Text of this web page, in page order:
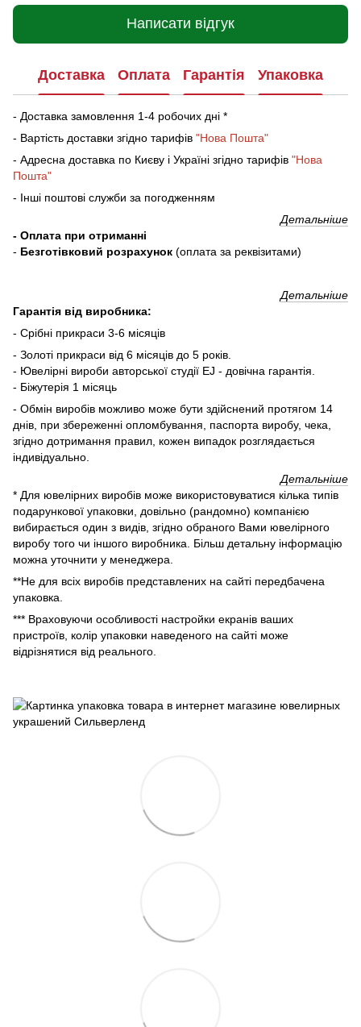
Написати відгук
Доставка Оплата Гарантія Упаковка
- Доставка замовлення 1-4 робочих дні *
- Вартість доставки згідно тарифів "Нова Пошта"
- Адресна доставка по Києву і Україні згідно тарифів "Нова
Пошта"
- Інші поштові служби за погодженням
Детальніше
- Оплата при отриманні
- Безготівковий розрахунок (оплата за реквізитами)
Детальніше
Гарантія від виробника:
- Срібні прикраси 3-6 місяців
- Золоті прикраси від 6 місяців до 5 років.
- Ювелірні вироби авторської студії EJ - довічна гарантія.
- Біжутерія 1 місяць
- Обмін виробів можливо може бути здійснений протягом 14
днів, при збереженні опломбування, паспорта виробу, чека,
згідно дотримання правил, кожен випадок розглядається
індивідуально.
Детальніше
* Для ювелірних виробів може використовуватися кілька типів
подарункової упаковки, довільно (рандомно) компанією
вибирається один з видів, згідно обраного Вами ювелірного
виробу того чи іншого виробника. Більш детальну інформацію
можна уточнити у менеджера.
**Не для всіх виробів представлених на сайті передбачена
упаковка.
*** Враховуючи особливості настройки екранів ваших
пристроїв, колір упаковки наведеного на сайті може
відрізнятися від реального.